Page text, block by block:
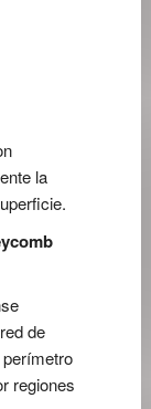
la
de
regiones